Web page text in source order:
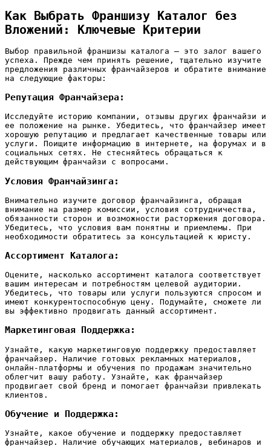
Как Выбрать Франшизу Каталог без
Вложений: Ключевые Критерии
Выбор правильной франшизы каталога – это залог вашего
успеха. Прежде чем принять решение‚ тщательно изучите
предложения различных франчайзеров и обратите внимание
на следующие факторы:
Репутация Франчайзера:
Исследуйте историю компании‚ отзывы других франчайзи и
ее положение на рынке. Убедитесь‚ что франчайзер имеет
хорошую репутацию и предлагает качественные товары или
услуги. Поищите информацию в интернете‚ на форумах и в
социальных сетях. Не стесняйтесь обращаться к
действующим франчайзи с вопросами.
Условия Франчайзинга:
Внимательно изучите договор франчайзинга‚ обращая
внимание на размер комиссии‚ условия сотрудничества‚
обязанности сторон и возможности расторжения договора.
Убедитесь‚ что условия вам понятны и приемлемы. При
необходимости обратитесь за консультацией к юристу.
Ассортимент Каталога:
Оцените‚ насколько ассортимент каталога соответствует
вашим интересам и потребностям целевой аудитории.
Убедитесь‚ что товары или услуги пользуются спросом и
имеют конкурентоспособную цену. Подумайте‚ сможете ли
вы эффективно продвигать данный ассортимент.
Маркетинговая Поддержка:
Узнайте‚ какую маркетинговую поддержку предоставляет
франчайзер. Наличие готовых рекламных материалов‚
онлайн-платформы и обучения по продажам значительно
облегчит вашу работу. Узнайте‚ как франчайзер
продвигает свой бренд и помогает франчайзи привлекать
клиентов.
Обучение и Поддержка:
Узнайте‚ какое обучение и поддержку предоставляет
франчайзер. Наличие обучающих материалов‚ вебинаров и